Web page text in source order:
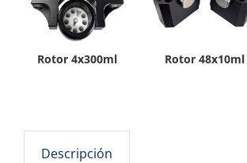
Rotor 4x300ml Rotor 48x10ml
Descripción